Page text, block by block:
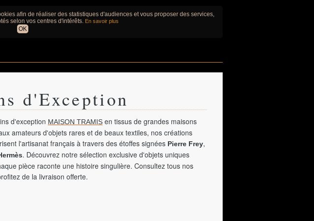
afin de réaliser des statistiques d'audiences et vous proposer des services,
selon vos centres d'intérêts. En savoir plus
OK
d'Exception
d'exception MAISON TRAMIS en tissus de grandes maisons
amateurs d'objets rares et de beaux textiles, nos créations
l'artisanat français à travers des étoffes signées Pierre Frey,
. Découvrez notre sélection exclusive d'objets uniques
pièce raconte une histoire singulière. Consultez tous nos
de la livraison offerte.